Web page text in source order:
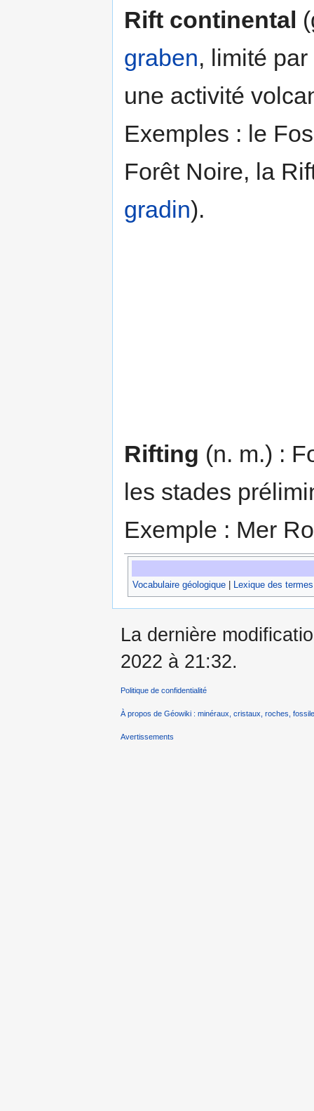
Rift continental
graben, limité
une activité
Exemples : le
Forêt Noire, la
gradin).
Rifting (n. m.) :
les stades
Exemple : Mer
Vocabulaire géologique Lexique des
La dernière
2022 à 21:32.
Politique de confidentialité
À propos de Géowiki : minéraux, cristaux, roches,
Avertissements